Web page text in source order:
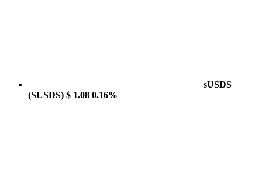
sUSDS
(SUSDS) $ 1.08 0.16%